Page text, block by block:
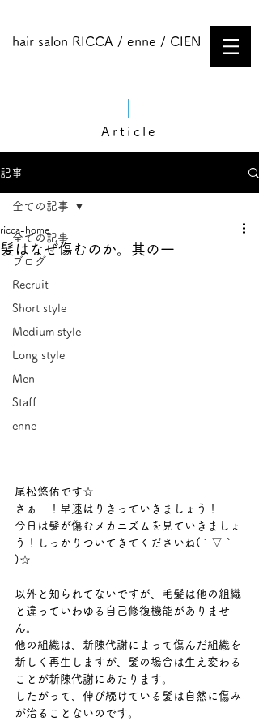
hair salon RICCA / enne / CIEN
Article
記事
全ての記事
ブログ
Recruit
Short style
Medium style​
Long style
Men
Staff
enne
全ての記事
髪はなぜ傷むのか。其の一
ricca-home
尾松悠佑です☆
さぁー！早速はりきっていきましょう！
今日は髪が傷むメカニズムを見ていきましょ
う！しっかりついてきてくださいね( ´ ▽ `
)☆
以外と知られてないですが、毛髪は他の組織
と違っていわゆる自己修復機能がありませ
ん。
他の組織は、新陳代謝によって傷んだ組織を
新しく再生しますが、髪の場合は生え変わる
ことが新陳代謝にあたります。
したがって、伸び続けている髪は自然に傷み
が治ることないのです。